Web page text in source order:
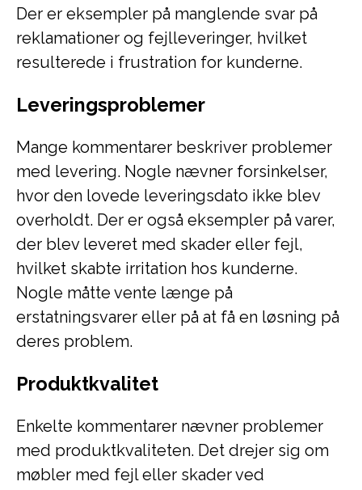
Der er eksempler på manglende svar på
reklamationer og fejlleveringer, hvilket
resulterede i frustration for kunderne.
Leveringsproblemer
Mange kommentarer beskriver problemer
med levering. Nogle nævner forsinkelser,
hvor den lovede leveringsdato ikke blev
overholdt. Der er også eksempler på varer,
der blev leveret med skader eller fejl,
hvilket skabte irritation hos kunderne.
Nogle måtte vente længe på
erstatningsvarer eller på at få en løsning på
deres problem.
Produktkvalitet
Enkelte kommentarer nævner problemer
med produktkvaliteten. Det drejer sig om
møbler med fejl eller skader ved